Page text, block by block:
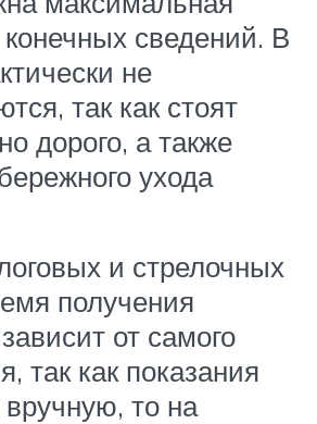
конечных сведений. В
не
так как стоят
дорого, а также
ухода
и стрелочных
получения
от самого
так как показания
то на